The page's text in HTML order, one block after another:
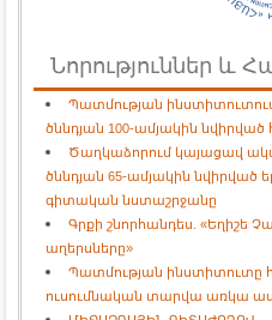
Նորություններ և
Պատմության
ծննդյան 100-ամյակին
Ծաղկաձորում կայացավ
ծննդյան 65-ամյակին
գիտական նստաշրջանը
Գրքի շնորհանդես. «Եղիշե
աղերսները»
Պատմության ինստիտուտը
ուսումնական տարվա առկա